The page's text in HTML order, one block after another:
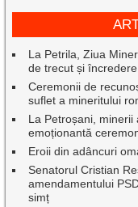
La Petrila, Ziua
de trecut și
Ceremonii de
suflet a mineritului
La Petroșani,
emoționantă
Eroii din adâncuri
Senatorul Cristian
amendamentului
simț